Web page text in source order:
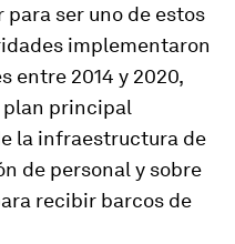
ser uno de estos
implementaron
entre 2014 y 2020,
plan principal
la infraestructura de
de personal y sobre
recibir barcos de